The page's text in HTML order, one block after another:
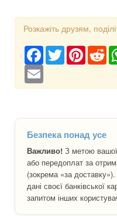
Розкажіть друзям,
Facebook
Twitter
Безпека понад усе
Важливо! З метою
або передоплат за
(зокрема «за
дані своєї банківської
запитом інших